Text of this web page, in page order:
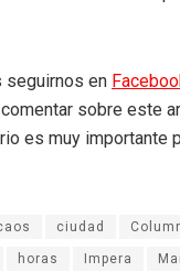
seguirnos en
sobre este
es muy importante
ciudad
horas Impera